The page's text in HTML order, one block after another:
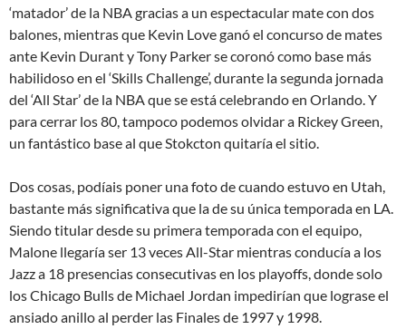
‘matador’ de la NBA gracias a un espectacular mate con dos
balones, mientras que Kevin Love ganó el concurso de mates
ante Kevin Durant y Tony Parker se coronó como base más
habilidoso en el ‘Skills Challenge’, durante la segunda jornada
del ‘All Star’ de la NBA que se está celebrando en Orlando. Y
para cerrar los 80, tampoco podemos olvidar a Rickey Green,
un fantástico base al que Stokcton quitaría el sitio.
Dos cosas, podíais poner una foto de cuando estuvo en Utah,
bastante más significativa que la de su única temporada en LA.
Siendo titular desde su primera temporada con el equipo,
Malone llegaría ser 13 veces All-Star mientras conducía a los
Jazz a 18 presencias consecutivas en los playoffs, donde solo
los Chicago Bulls de Michael Jordan impedirían que lograse el
ansiado anillo al perder las Finales de 1997 y 1998.